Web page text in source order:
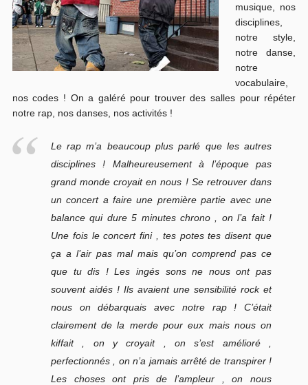
musique, nos
disciplines,
notre style,
notre danse,
notre
vocabulaire,
nos codes ! On a galéré pour trouver des salles pour répéter
notre rap, nos danses, nos activités !
Le rap m’a beaucoup plus parlé que les autres
disciplines ! Malheureusement à l’époque pas
grand monde croyait en nous ! Se retrouver dans
un concert a faire une première partie avec une
balance qui dure 5 minutes chrono , on l’a fait !
Une fois le concert fini , tes potes tes disent que
ça a l’air pas mal mais qu’on comprend pas ce
que tu dis ! Les ingés sons ne nous ont pas
souvent aidés ! Ils avaient une sensibilité rock et
nous on débarquais avec notre rap ! C’était
clairement de la merde pour eux mais nous on
kiffait , on y croyait , on s’est amélioré ,
perfectionnés , on n’a jamais arrêté de transpirer !
Les choses ont pris de l’ampleur , on nous